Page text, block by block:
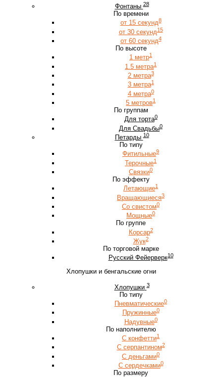
Фонтаны 28
По времени
от 15 секунд8
от 30 секунд15
от 60 секунд4
По высоте
1 метр1
1.5 метра1
2 метра3
3 метра1
4 метра0
5 метров1
По группам
Для торта0
Для Свадьбы0
Петарды 10
По типу
Фитильные9
Терочные1
Связки0
По эффекту
Летающие1
Вращающиеся3
Со свистом0
Мощные0
По группе
Корсар2
Жук2
По торговой марке
Русский Фейерверк10
Хлопушки и бенгальские огни
Хлопушки 3
По типу
Пневматические0
Пружинные0
Надувные0
По наполнителю
С конфетти1
С серпантином2
С деньгами0
С сердечками0
По размеру